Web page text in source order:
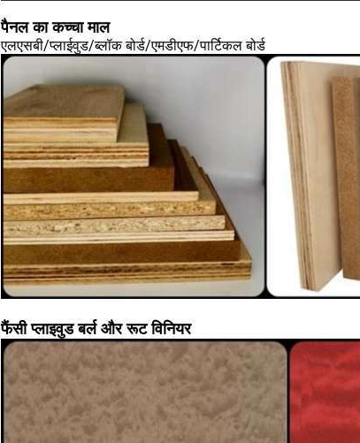
पैनल का कच्चा माल
एलएसबी/प्लाईवुड/ब्लॉक बोर्ड/एमडीएफ/पार्टिकल बोर्ड
फैंसी प्लाइवुड बर्ल और रूट विनियर